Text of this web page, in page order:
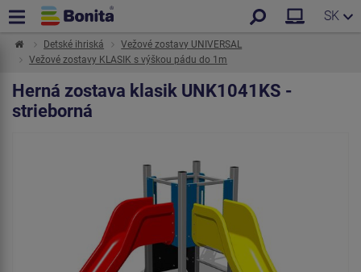
SK
Detské ihriská
Vežové zostavy UNIVERSAL
Vežové zostavy KLASIK s výškou pádu do 1m
Herná zostava klasik UNK1041KS -
strieborná